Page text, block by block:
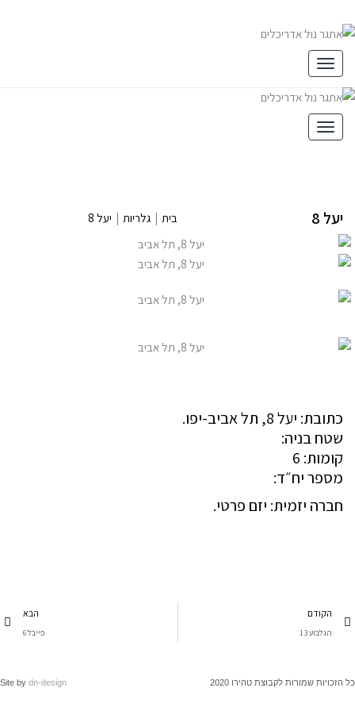
תפריט
תפריט
יעל 8 בית | גלריות | יעל 8
כתובת: יעל 8, תל אביב-יפו.
שטח בניה:
קומות: 6
מספר יח״ד:
חברה יזמית: יזם פרטי.
הקודם
הגלבוע 13
הבא
פייבל 6
Site bydn-design שמורות לקבוצת טהירו 2020